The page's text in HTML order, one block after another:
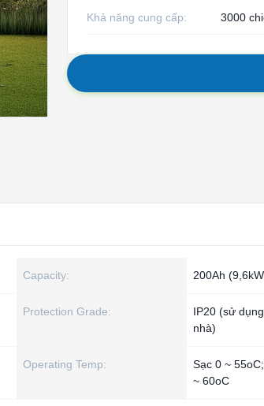
Khả năng cung cấp: 3000
Capacity: 200Ah
Protection Grade:
IP20 (sử
nhà)
Operating Temp:
Sạc 0 ~
~ 60oC